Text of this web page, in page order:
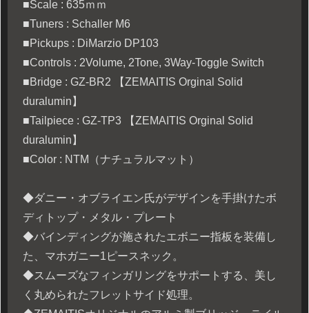
■Scale : 635ｍｍ
■Tuners : Schaller M6
■Pickups : DiMarzio DP103
■Controls : 2Volume, 2Tone, 3Way-Toggle Switch
■Bridge : GZ-BR2 【ZEMAITIS Orginal Solid
duralumin】
■Tailpiece : GZ-TP3 【ZEMAITIS Orginal Solid
duralumin】
■Color : NTM（ナチュラルマット）
◆ダニー・オブライエン氏がデザインを手掛けたボ
ディトップ・メタル・プレート
◆バインディングが施されたエボニー指板を装備し
た、マホガニー1ピースネック。
◆スムーズなフィンガリングをサポートする、美し
く丸められたフレットサイド処理。